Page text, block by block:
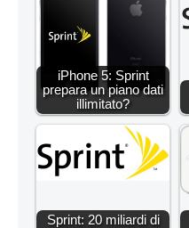
iPhone 5: Sprint
prepara un piano dati
illimitato?
Sprint: 20 miliardi di